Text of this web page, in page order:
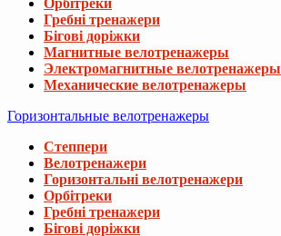
Орбітреки
Гребні тренажери
Бігові доріжки
Магнитные велотренажеры
Электромагнитные велотренажеры
Механические велотренажеры
Горизонтальные велотренажеры
Степпери
Велотренажери
Горизонтальні велотренажери
Орбітреки
Гребні тренажери
Бігові доріжки